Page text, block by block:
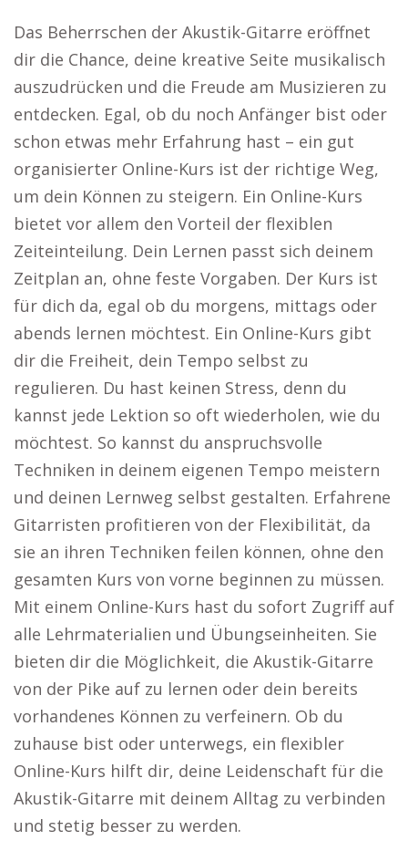
Das Beherrschen der Akustik-Gitarre eröffnet
dir die Chance, deine kreative Seite musikalisch
auszudrücken und die Freude am Musizieren zu
entdecken. Egal, ob du noch Anfänger bist oder
schon etwas mehr Erfahrung hast – ein gut
organisierter Online-Kurs ist der richtige Weg,
um dein Können zu steigern. Ein Online-Kurs
bietet vor allem den Vorteil der flexiblen
Zeiteinteilung. Dein Lernen passt sich deinem
Zeitplan an, ohne feste Vorgaben. Der Kurs ist
für dich da, egal ob du morgens, mittags oder
abends lernen möchtest. Ein Online-Kurs gibt
dir die Freiheit, dein Tempo selbst zu
regulieren. Du hast keinen Stress, denn du
kannst jede Lektion so oft wiederholen, wie du
möchtest. So kannst du anspruchsvolle
Techniken in deinem eigenen Tempo meistern
und deinen Lernweg selbst gestalten. Erfahrene
Gitarristen profitieren von der Flexibilität, da
sie an ihren Techniken feilen können, ohne den
gesamten Kurs von vorne beginnen zu müssen.
Mit einem Online-Kurs hast du sofort Zugriff auf
alle Lehrmaterialien und Übungseinheiten. Sie
bieten dir die Möglichkeit, die Akustik-Gitarre
von der Pike auf zu lernen oder dein bereits
vorhandenes Können zu verfeinern. Ob du
zuhause bist oder unterwegs, ein flexibler
Online-Kurs hilft dir, deine Leidenschaft für die
Akustik-Gitarre mit deinem Alltag zu verbinden
und stetig besser zu werden.